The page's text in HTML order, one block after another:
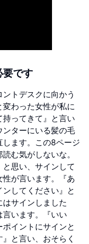
要です
トデスクに向かう
わった女性が私に
ってきて』と言い
ンターにいる髪の毛
ます。この8ページ
む気がしないな。
思い、サインして
が言います。『あ
してください』と
サインしました
います。『いい
イントにサインと
と言い、おそらく